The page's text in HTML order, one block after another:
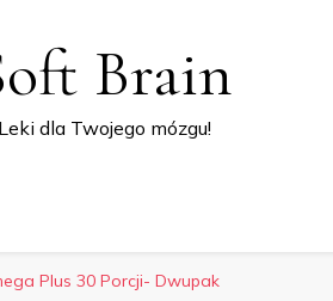
Brain
Leki dla Twojego mózgu!
Plus 30 Porcji- Dwupak